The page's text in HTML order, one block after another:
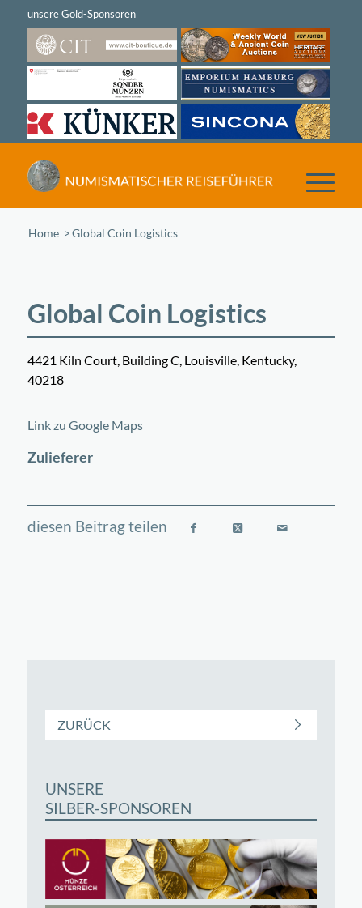
Home /Global Coin Logistics
Global Coin Logistics
4421 Kiln Court, Building C, Louisville, Kentucky,
40218
+
Link zu Google Maps
Zulieferer
ZURÜCK
UNSERE
SILBER-SPONSOREN